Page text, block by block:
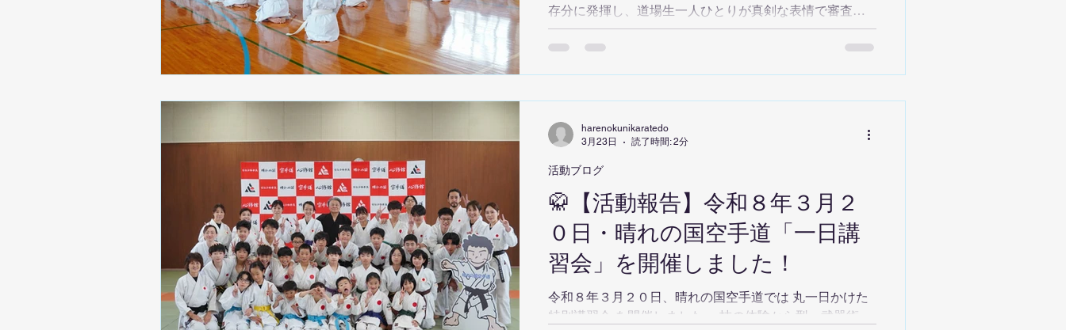
存分に発揮し、道場生一人ひとりが真剣な表情で審査に
挑みました。 今回の審査では、下記の3名が見事 「初段
（黒帯）」 に合格されました。 北村 海里 新見 葵 岡
でとうございます。 また、今回の審査会では、全体で 80
名が合格 しました。 合格された皆さんの今後のさらなる
成長と活躍を心より期待しております。 晴れの国空手道
では、 礼儀・努力・継続 を大切にしながら、子どもから
て、また一緒にしっかり練習していきましょう。
🥋【活動報告】令和８年３月２
０日・晴れの国空手道「一日講
習会」を開催しました！
令和８年３月２０日、晴れの国空手道では 丸一日かけた
特別講習会 を開催しました。 技の体験から型、武器術、
活動ブログ
harenokunikaratedo
3月23日
読了時間: 2分